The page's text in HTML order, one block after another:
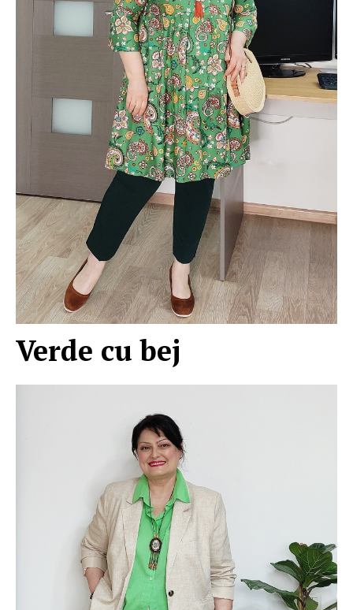
Verde cu bej